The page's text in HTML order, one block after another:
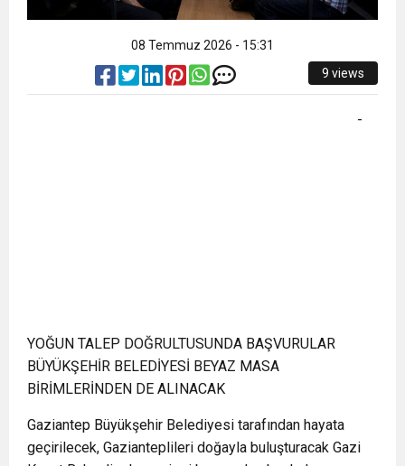
08 Temmuz 2026 - 15:31
9 views
-
YOĞUN TALEP DOĞRULTUSUNDA BAŞVURULAR
BÜYÜKŞEHİR BELEDİYESİ BEYAZ MASA
BİRİMLERİNDEN DE ALINACAK
Gaziantep Büyükşehir Belediyesi tarafından hayata
geçirilecek, Gazianteplileri doğayla buluşturacak Gazi